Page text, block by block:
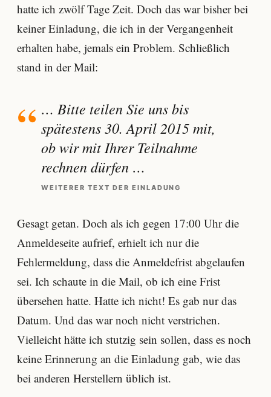
hatte ich zwölf Tage Zeit. Doch das war bisher bei
keiner Einladung, die ich in der Vergangenheit
erhalten habe, jemals ein Problem. Schließlich
stand in der Mail:
… Bitte teilen Sie uns bis
spätestens 30. April 2015 mit,
ob wir mit Ihrer Teilnahme
rechnen dürfen …
WEITERER TEXT DER EINLADUNG
Gesagt getan. Doch als ich gegen 17:00 Uhr die
Anmeldeseite aufrief, erhielt ich nur die
Fehlermeldung, dass die Anmeldefrist abgelaufen
sei. Ich schaute in die Mail, ob ich eine Frist
übersehen hatte. Hatte ich nicht! Es gab nur das
Datum. Und das war noch nicht verstrichen.
Vielleicht hätte ich stutzig sein sollen, dass es noch
keine Erinnerung an die Einladung gab, wie das
bei anderen Herstellern üblich ist.